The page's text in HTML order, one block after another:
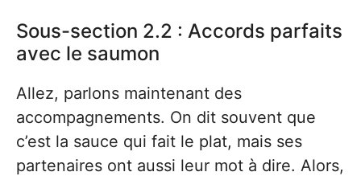
Sous-section 2.2 : Accords parfaits
avec le saumon
Allez, parlons maintenant des
accompagnements. On dit souvent que
c’est la sauce qui fait le plat, mais ses
partenaires ont aussi leur mot à dire. Alors,